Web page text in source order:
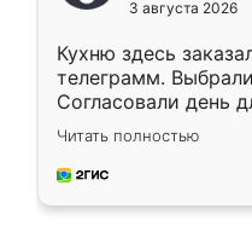
3 августа 2026
Кухню здесь
телеграмм.
Согласовали день
недели кухня была
довольны работой.
мебель за
Читать полностью